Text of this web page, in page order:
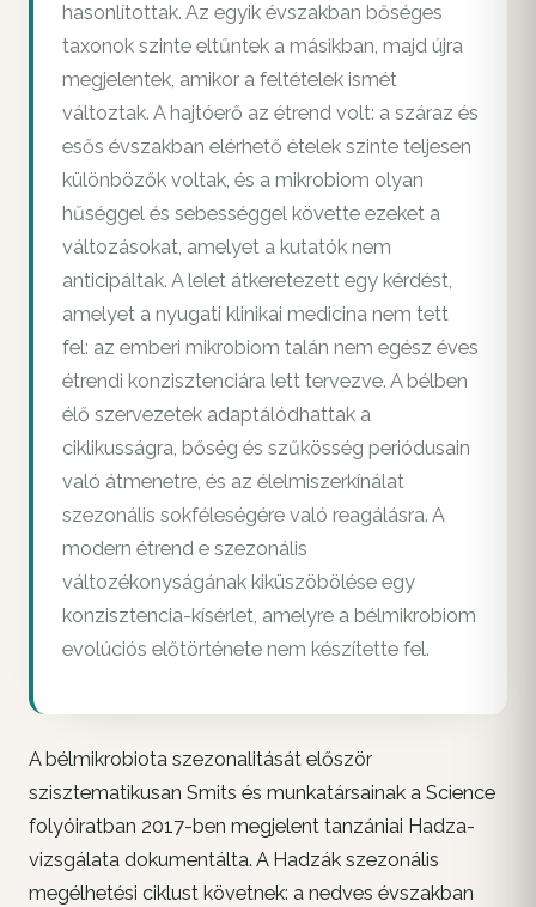
hasonlítottak. Az egyik évszakban bőséges
taxonok szinte eltűntek a másikban, majd újra
megjelentek, amikor a feltételek ismét
változtak. A hajtóerő az étrend volt: a száraz és
esős évszakban elérhető ételek szinte teljesen
különbözők voltak, és a mikrobiom olyan
hűséggel és sebességgel követte ezeket a
változásokat, amelyet a kutatók nem
anticipáltak. A lelet átkeretezett egy kérdést,
amelyet a nyugati klinikai medicina nem tett
fel: az emberi mikrobiom talán nem egész éves
étrendi konzisztenciára lett tervezve. A bélben
élő szervezetek adaptálódhattak a
ciklikusságra, bőség és szűkösség periódusain
való átmenetre, és az élelmiszerkínálat
szezonális sokféleségére való reagálásra. A
modern étrend e szezonális
változékonyságának kiküszöbölése egy
konzisztencia-kísérlet, amelyre a bélmikrobiom
evolúciós előtörténete nem készítette fel.
A bélmikrobiota szezonalitását először
szisztematikusan Smits és munkatársainak a Science
folyóiratban 2017-ben megjelent tanzániai Hadza-
vizsgálata dokumentálta. A Hadzák szezonális
megélhetési ciklust követnek: a nedves évszakban